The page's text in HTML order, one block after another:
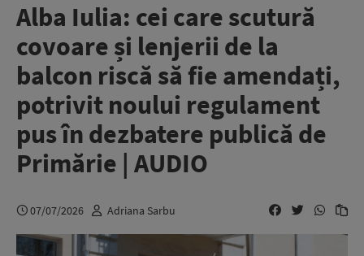
Alba Iulia: cei care scutură
covoare și lenjerii de la
balcon riscă să fie amendați,
potrivit noului regulament
pus în dezbatere publică de
Primărie | AUDIO
07/07/2026 Adriana Sarbu